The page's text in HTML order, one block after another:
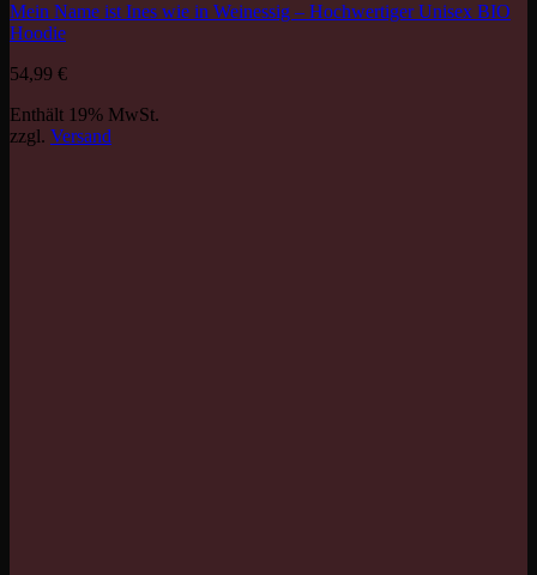
Mein Name ist Ines wie in Weinessig – Hochwertiger Unisex BIO
Hoodie
54,99 €
Enthält 19% MwSt.
zzgl. Versand